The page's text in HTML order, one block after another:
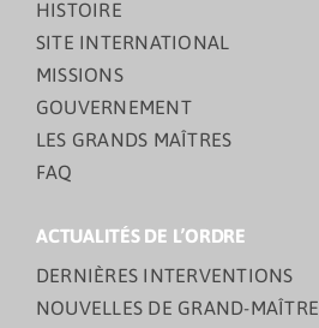
HISTOIRE
SITE INTERNATIONAL
MISSIONS
GOUVERNEMENT
LES GRANDS MAÎTRES
FAQ
ACTUALITÉS DE L’ORDRE
DERNIÈRES INTERVENTIONS
NOUVELLES DE GRAND-MAÎTRE